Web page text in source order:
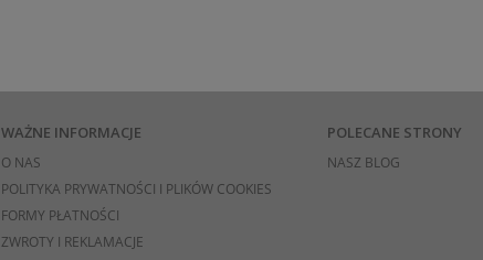
WAŻNE INFORMACJE
O NAS
POLITYKA PRYWATNOŚCI I PLIKÓW COOKIES
FORMY PŁATNOŚCI
ZWROTY I REKLAMACJE
POLECANE STRONY
NASZ BLOG